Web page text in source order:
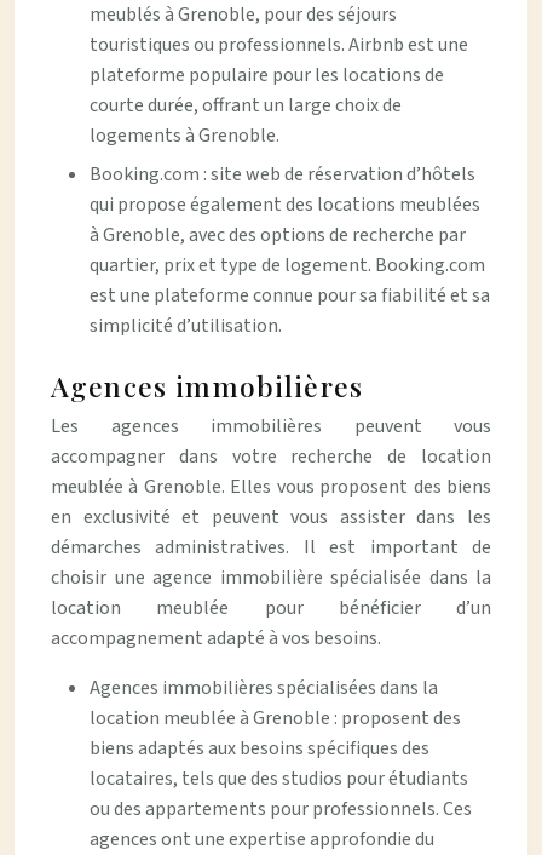
meublés à Grenoble, pour des séjours
touristiques ou professionnels. Airbnb est une
plateforme populaire pour les locations de
courte durée, offrant un large choix de
logements à Grenoble.
Booking.com : site web de réservation d’hôtels
qui propose également des locations meublées
à Grenoble, avec des options de recherche par
quartier, prix et type de logement. Booking.com
est une plateforme connue pour sa fiabilité et sa
simplicité d’utilisation.
Agences immobilières
Les agences immobilières peuvent vous
accompagner dans votre recherche de location
meublée à Grenoble. Elles vous proposent des biens
en exclusivité et peuvent vous assister dans les
démarches administratives. Il est important de
choisir une agence immobilière spécialisée dans la
location meublée pour bénéficier d’un
accompagnement adapté à vos besoins.
Agences immobilières spécialisées dans la
location meublée à Grenoble : proposent des
biens adaptés aux besoins spécifiques des
locataires, tels que des studios pour étudiants
ou des appartements pour professionnels. Ces
agences ont une expertise approfondie du